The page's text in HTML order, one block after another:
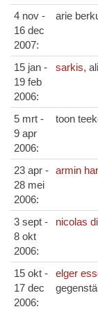
4 nov -
16 dec
2007:
arie
15 jan -
19 feb
2006:
sarkis,
5 mrt -
9 apr
2006:
toon
23 apr -
28 mei
2006:
armin
3 sept -
8 okt
2006:
nicolas
15 okt -
17 dec
2006:
elger